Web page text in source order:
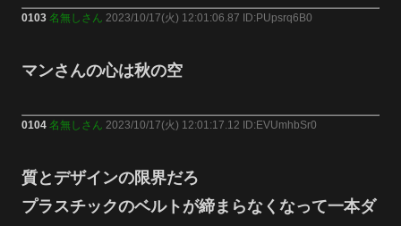
0103 名無しさん 2023/10/17(火) 12:01:06.87 ID:PUpsrq6B0
マンさんの心は秋の空
0104 名無しさん 2023/10/17(火) 12:01:17.12 ID:EVUmhbSr0
質とデザインの限界だろ
プラスチックのベルトが締まらなくなって一本ダ